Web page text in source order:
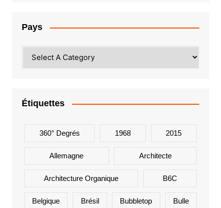
Pays
Étiquettes
360° Degrés 1968 2015
Allemagne Architecte
Architecture Organique B6C
Belgique Brésil Bubbletop Bulle